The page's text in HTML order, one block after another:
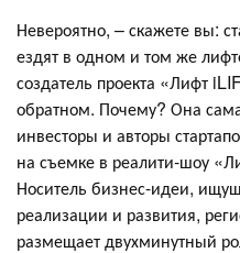
Невероятно, – скажете вы:
ездят в одном и том же
создатель проекта «Лифт
обратном. Почему? Она
инвесторы и авторы
на съемке в реалити-шоу
Носитель бизнес-идеи,
реализации и развития,
размещает двухминутный